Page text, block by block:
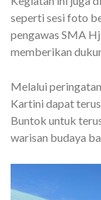
seperti sesi foto
pengawas SMA
memberikan
Melalui
Kartini dapat
Buntok untuk
warisan budaya